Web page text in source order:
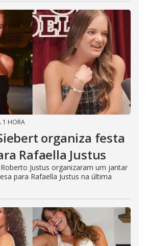
1 HORA
organiza festa
Rafaella Justus
Justus organizaram um jantar
para Rafaella Justus na última